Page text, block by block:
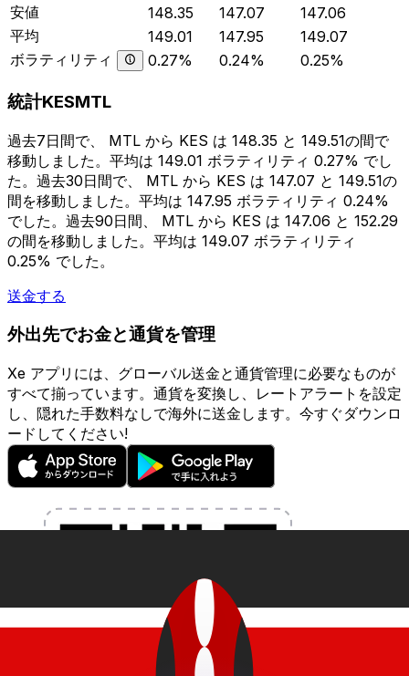
安値
148.35 147.07
147.06
平均
149.01 147.95
149.07
ボラティリティ
0.27% 0.24% 0.25%
統計KESMTL
過去7日間で、 MTL から KES は 148.35 と 149.51の間で
移動しました。平均は 149.01 ボラティリティ 0.27% でし
た。過去30日間で、 MTL から KES は 147.07 と 149.51の
間を移動しました。平均は 147.95 ボラティリティ 0.24%
でした。過去90日間、 MTL から KES は 147.06 と 152.29
の間を移動しました。平均は 149.07 ボラティリティ
0.25% でした。
送金する
外出先でお金と通貨を管理
Xe アプリには、グローバル送金と通貨管理に必要なものが
すべて揃っています。通貨を変換し、レートアラートを設定
し、隠れた手数料なしで海外に送金します。今すぐダウンロ
ードしてください!